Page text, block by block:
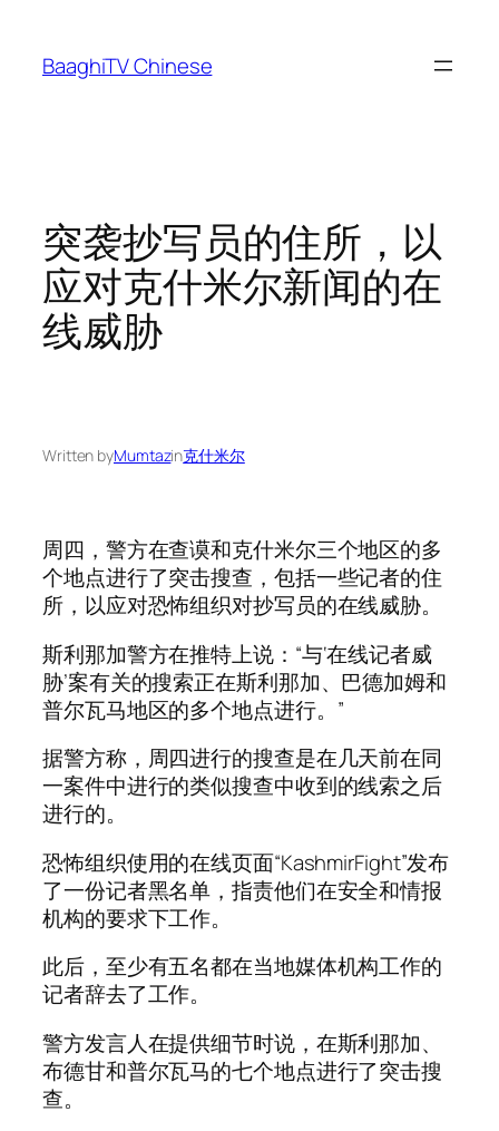
content
BaaghiTV Chinese
突袭抄写员的住所，以
应对克什米尔新闻的在
线威胁
Written byMumtazin克什米尔
周四，警方在查谟和克什米尔三个地区的多
个地点进行了突击搜查，包括一些记者的住
所，以应对恐怖组织对抄写员的在线威胁。
斯利那加警方在推特上说：“与‘在线记者威
胁’案有关的搜索正在斯利那加、巴德加姆和
普尔瓦马地区的多个地点进行。”
据警方称，周四进行的搜查是在几天前在同
一案件中进行的类似搜查中收到的线索之后
进行的。
恐怖组织使用的在线页面“KashmirFight”发布
了一份记者黑名单，指责他们在安全和情报
机构的要求下工作。
此后，至少有五名都在当地媒体机构工作的
记者辞去了工作。
警方发言人在提供细节时说，在斯利那加、
布德甘和普尔瓦马的七个地点进行了突击搜
查。